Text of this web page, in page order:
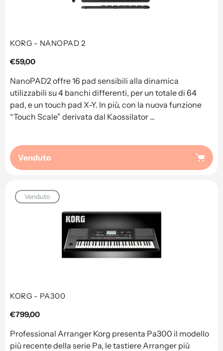
KORG - NANOPAD 2
Prezzo
€59,00
NanoPAD2 offre 16 pad sensibili alla dinamica
utilizzabili su 4 banchi differenti, per un totale di 64
pad, e un touch pad X-Y. In più, con la nuova funzione
“Touch Scale” derivata dal Kaossilator ...
Venduto
Venduto
KORG - PA300
Prezzo
€799,00
Professional Arranger Korg presenta Pa300 il modello
più recente della serie Pa, le tastiere Arranger più